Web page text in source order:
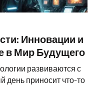
Инновации и
в Мир Будущего
развиваются с
день приносит что-то